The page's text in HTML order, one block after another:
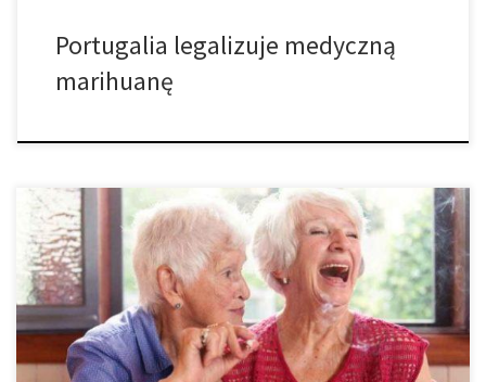
Portugalia legalizuje medyczną
marihuanę
Przemysł medycznej marihuany rozwija się niezwykle szybko. I
chociaż oczywiście duża liczba dostępnych olejów CBD z
pewnością nie jest złą rzeczą, może ona nieco utrudniać wybór
odpowiedniego produktu. Dzisiaj mamy dla ciebie artykuł, w
którym postaramy ci się przybliżyć kwestie, które powinieneś